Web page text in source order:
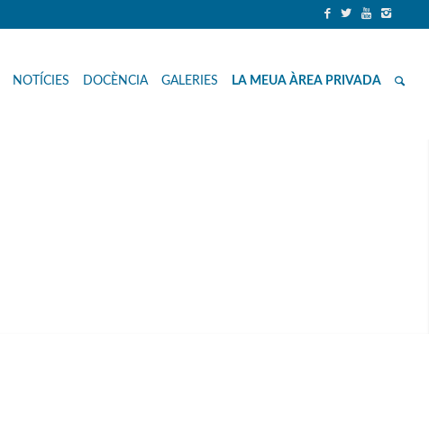
NOTÍCIES DOCÈNCIA GALERIES LA MEUA ÀREA PRIVADA